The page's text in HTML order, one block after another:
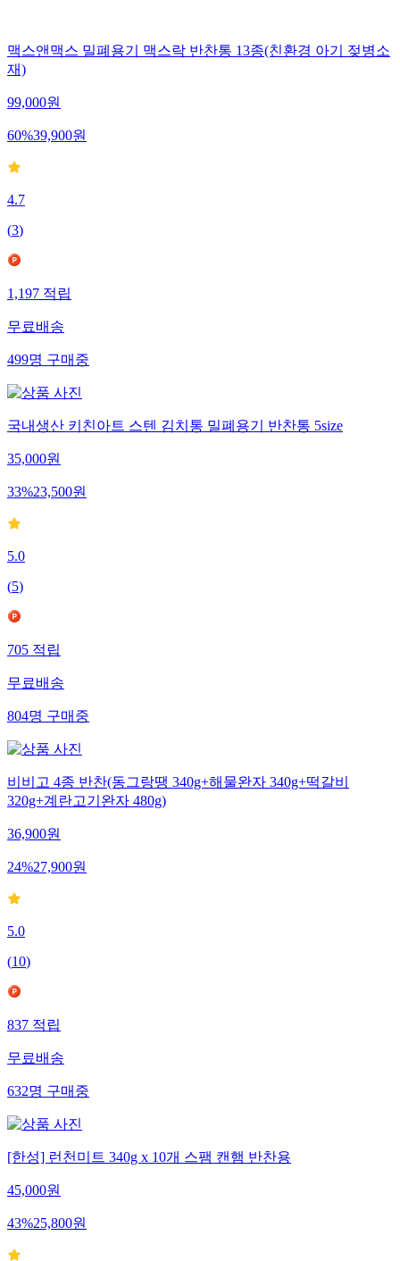
맥스앤맥스 밀폐용기 맥스락 반찬통 13종(친환경 아기 젖병소
재)
99,000원
60%39,900원
4.7
(3)
1,197적립
무료배송
499명구매중
국내생산 키친아트 스텐 김치통 밀폐용기 반찬통 5size
35,000원
33%23,500원
5.0
(5)
705적립
무료배송
804명구매중
비비고 4종 반찬(동그랑땡 340g+해물완자 340g+떡갈비
320g+계란고기완자 480g)
36,900원
24%27,900원
5.0
(10)
837적립
무료배송
632명구매중
[한성] 런천미트 340g x 10개 스팸 캔햄 반찬용
45,000원
43%25,800원